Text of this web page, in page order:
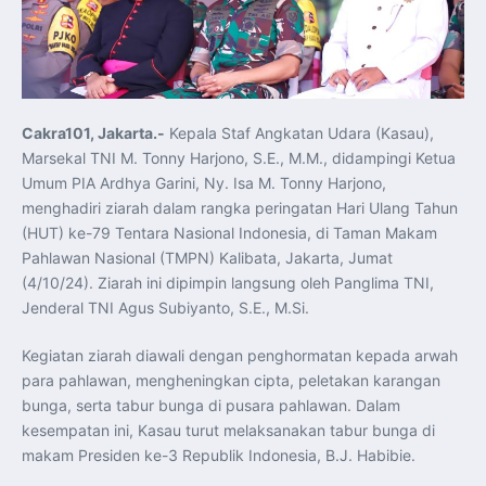
Koordinasi Jaga Stabilitas Keuangan dan Kepercayaan
Pasar
Presiden Prabowo Perkuat Sinergi Perguruan Tinggi dan
PT PAL untuk Majukan Industri Perkapalan Nasional
KASAL dan Panglima Armada Pasifik Rusia Resmi Buka
Latma ORRUDA 2026
T-50i Golden Eagle TNI AU Meriahkan Pitch Black Mindil
Indonesia dan Turki Sepakati Joint Action Plan 2026–
2027, Perkuat Pasar Kerja Inklusif hingga Transformasi
Balai Vokasi
TNI AU Tingkatkan Kemampuan Personel melalui
Pelatihan Signal Radio untuk Misi Pertahanan Udara dan
Radar
Menkeu Purbaya Instruksikan Penyelarasan Aturan KEK
untuk Perkuat Daya Saing Industri Dalam Negeri
Mentan Amran Pacu Produksi Gula Nasional, Target
Swasembada Gula Putih Dua Tahun dan Tembus 3 Juta
Ton
Menlu Sugiono Tekankan Inovasi sebagai Kunci
Penguatan Kerja Sama Konkret ASEAN Plus Three
Maritim TNI AL dan Rusia
Latihan DACT di Exercise Pitch Black 2026 Tingkatkan
Kesiapan Tempur Penerbang TNI AU
Menlu Sugiono: “Kekuatan Ekonomi ASEAN-RRT Harus
Menjadi Penopang Stabilitas Kawasan”
ASEAN dan Amerika Serikat Perkuat Kemitraan untuk
Jaga Stabilitas Kawasan dan Dorong Pertumbuhan
Ekonomi
Cakra101, Jakarta.- Kepala Staf Angkatan Udara (Kasau),
Marsekal TNI M. Tonny Harjono, S.E., M.M., didampingi Ketua
Umum PIA Ardhya Garini, Ny. Isa M. Tonny Harjono,
menghadiri ziarah dalam rangka peringatan Hari Ulang Tahun
(HUT) ke-79 Tentara Nasional Indonesia, di Taman Makam
Pahlawan Nasional (TMPN) Kalibata, Jakarta, Jumat
(4/10/24). Ziarah ini dipimpin langsung oleh Panglima TNI,
Jenderal TNI Agus Subiyanto, S.E., M.Si.
Kegiatan ziarah diawali dengan penghormatan kepada arwah
para pahlawan, mengheningkan cipta, peletakan karangan
bunga, serta tabur bunga di pusara pahlawan. Dalam
kesempatan ini, Kasau turut melaksanakan tabur bunga di
makam Presiden ke-3 Republik Indonesia, B.J. Habibie.